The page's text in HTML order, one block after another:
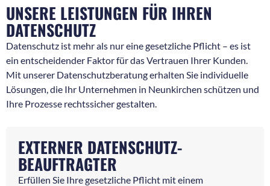
UNSERE LEISTUNGEN FÜR IHREN
DATENSCHUTZ
Datenschutz ist mehr als nur eine gesetzliche Pflicht – es ist
ein entscheidender Faktor für das Vertrauen Ihrer Kunden.
Mit unserer Datenschutzberatung erhalten Sie individuelle
Lösungen, die Ihr Unternehmen in Neunkirchen schützen und
Ihre Prozesse rechtssicher gestalten.
EXTERNER DATENSCHUTZ-
BEAUFTRAGTER
Erfüllen Sie Ihre gesetzliche Pflicht mit einem